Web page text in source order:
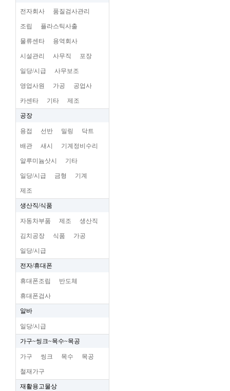
전자회사 품질검사관리
조립 플라스틱사출
물류센타 용역회사
시설관리 사무직 포장
일당/시급 사무보조
영업사원 가공 공업사
카센타 기타 제조
공장
용접 선반 밀링 닥트
배관 새시 기계정비수리
알루미늄삿시 기타
일당/시급 금형 기계
제조
생산직/식품
자동차부품 제조 생산직
김치공장 식품 가공
일당/시급
전자/휴대폰
휴대폰조립 반도체
휴대폰검사
알바
일당/시급
가구~씽크~목수~목공
가구 씽크 목수 목공
철재가구
재활용고물상